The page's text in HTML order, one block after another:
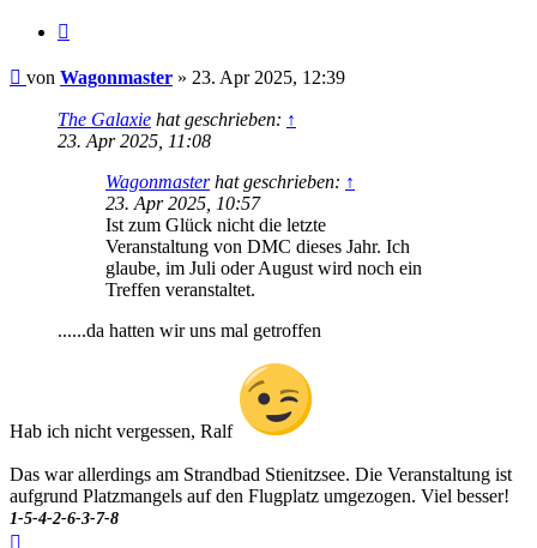
Beitrag
von Wagonmaster » 23. Apr 2025, 12:39
The Galaxie hat geschrieben: ↑
23. Apr 2025, 11:08
Wagonmasterhat geschrieben: ↑
23. Apr 2025, 10:57
Ist zum Glück nicht die letzte
Veranstaltung von DMC dieses Jahr. Ich
glaube, im Juli oder August wird noch ein
Treffen veranstaltet.
......da hatten wir uns mal getroffen
Hab ich nicht vergessen, Ralf
Das war allerdings am Strandbad Stienitzsee. Die Veranstaltung ist
aufgrund Platzmangels auf den Flugplatz umgezogen. Viel besser!
1-5-4-2-6-3-7-8